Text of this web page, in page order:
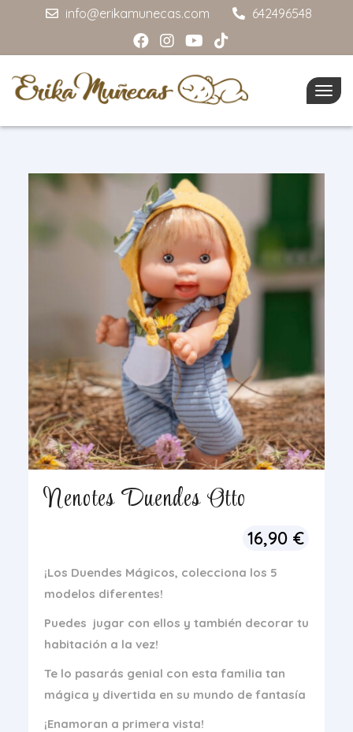
info@erikamunecas.com 642496548
Nenotes Duendes Otto
16,90 €
¡Los Duendes Mágicos, colecciona los 5
modelos diferentes!
Puedes jugar con ellos y también decorar tu
habitación a la vez!
Te lo pasarás genial con esta familia tan
mágica y divertida en su mundo de fantasía
¡Enamoran a primera vista!